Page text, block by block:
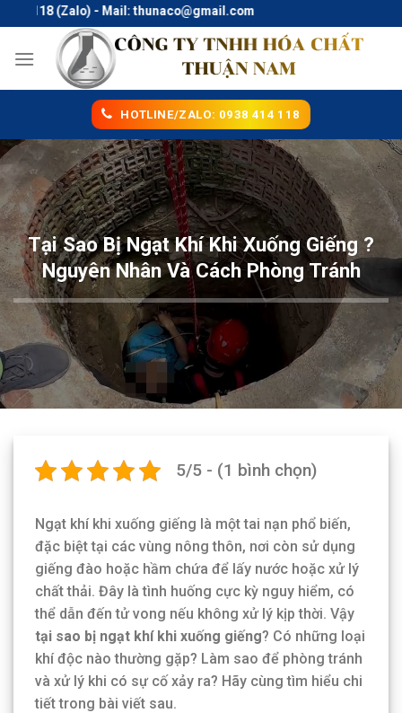
to
content
(Zalo) - Mail: thunaco@gmail.com
HOTLINE/ZALO: 0938 414 118
Tại Sao Bị Ngạt Khí Khi Xuống Giếng ?
Nguyên Nhân Và Cách Phòng Tránh
5/5 - (1 bình chọn)
Ngạt khí khi xuống giếng là một tai nạn phổ biến,
đặc biệt tại các vùng nông thôn, nơi còn sử dụng
giếng đào hoặc hầm chứa để lấy nước hoặc xử lý
chất thải. Đây là tình huống cực kỳ nguy hiểm, có
thể dẫn đến tử vong nếu không xử lý kịp thời. Vậy
tại sao bị ngạt khí khi xuống giếng? Có những loại
khí độc nào thường gặp? Làm sao để phòng tránh
và xử lý khi có sự cố xảy ra? Hãy cùng tìm hiểu chi
tiết trong bài viết sau.